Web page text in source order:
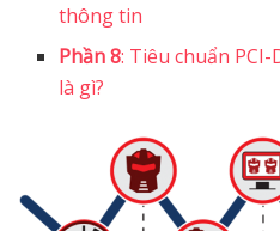
thông tin
Phần 8: Tiêu chuẩn PCI-
là gì?